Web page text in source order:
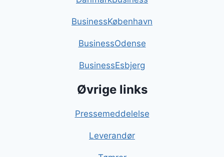
BusinessKøbenhavn
BusinessOdense
BusinessEsbjerg
Øvrige links
Pressemeddelelse
Leverandør